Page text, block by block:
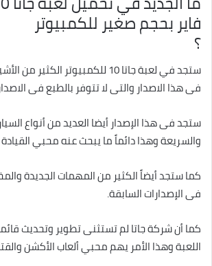
فاير بحجم صغير للكمبيوتر
؟
ستجد في لعبة جاتا 10 للكمبيوتر
فى هذا الاصدار والتى لا تتوفر بالطبع فى
ستجد فى هذا الإصدار أيضا العديد من أنواع
والسريعة وهذا دائماً ما يبحث عنه محبي
كما ستجد أيضاً الكثير من المهمات الجديدة
فى الإصدارات السابقة.
كما أن شركة جاتا لم تستثنى تطوير وتحديث
اللعبة وهذا الأمر يهم محبي ألعاب الأكشن